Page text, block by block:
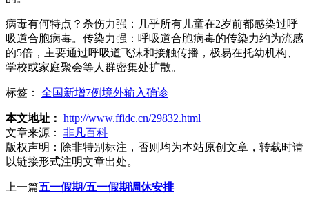
病毒有何特点？杀伤力强：几乎所有儿童在2岁前都感染过呼
吸道合胞病毒。传染力强：呼吸道合胞病毒的传染力约为流感
的5倍，主要通过呼吸道飞沫和接触传播，极易在托幼机构、
学校或家庭聚会等人群密集处扩散。
标签： 全国新增7例境外输入确诊
本文地址： http://www.ffidc.cn/29832.html
文章来源：
非凡百科
版权声明： 除非特别标注，否则均为本站原创文章，转载时请
以链接形式注明文章出处。
上一篇五一假期/五一假期调休安排